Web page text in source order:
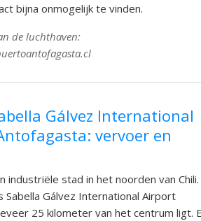
bijna onmogelijk te vinden.
de luchthaven:
Gálvez International
vervoer en
industriële stad in het noorden van Chili.
Sabella Gálvez International Airport
25 kilometer van het centrum ligt.